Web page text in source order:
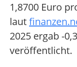
1,8700 Euro
laut
2025 ergab -
veröffentlicht.